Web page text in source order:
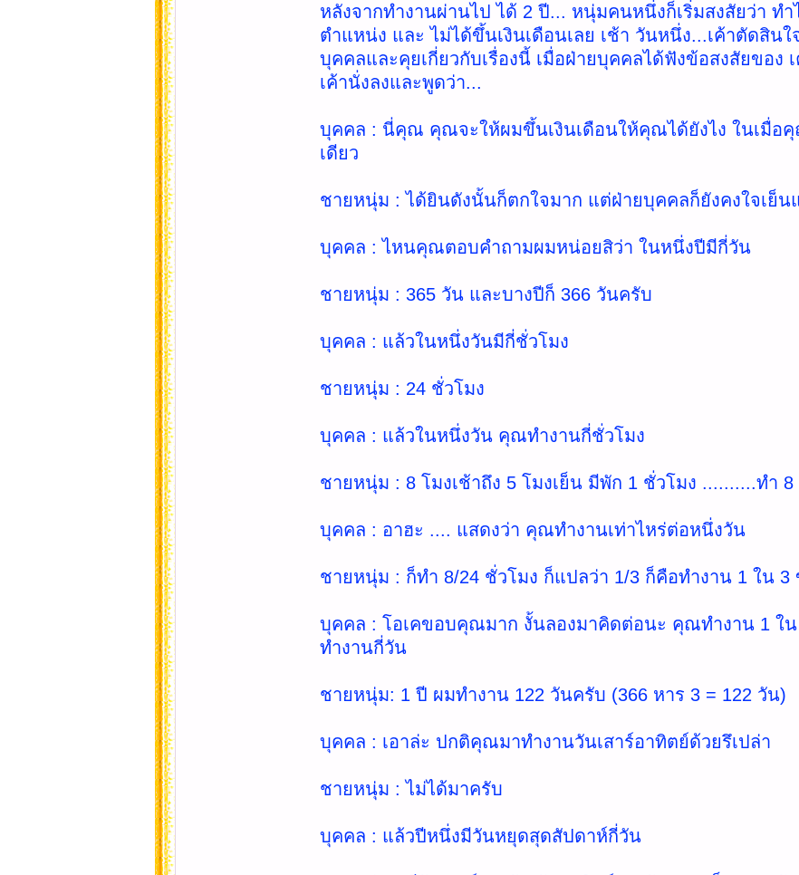
หลังจากทำงานผ่านไป ได้ 2 ปี... หนุ่มคนหนึ่งก็เริ่มสงสัยว่า ทำ
ตำแหน่ง และ ไม่ได้ขึ้นเงินเดือนเลย เช้า วันหนึ่ง...เค้าตัดสิน
บุคคลและคุยเกี่ยวกับเรื่องนี้ เมื่อฝ่ายบุคคลได้ฟังข้อสงสัยของ
เค้านั่งลงและพูดว่า...
บุคคล : นี่คุณ คุณจะให้ผมขึ้นเงินเดือนให้คุณได้ยังไง ในเมื่อ
เดียว
ชายหนุ่ม : ได้ยินดังนั้นก็ตกใจมาก แต่ฝ่ายบุคคลก็ยังคงใจเย็น
บุคคล : ไหนคุณตอบคำถามผมหน่อยสิว่า ในหนึ่งปีมีกี่วัน
ชายหนุ่ม : 365 วัน และบางปีก็ 366 วันครับ
บุคคล : แล้วในหนึ่งวันมีกี่ชั่วโมง
ชายหนุ่ม : 24 ชั่วโมง
บุคคล : แล้วในหนึ่งวัน คุณทำงานกี่ชั่วโมง
ชายหนุ่ม : 8 โมงเช้าถึง 5 โมงเย็น มีพัก 1 ชั่วโมง ..........ทำ
บุคคล : อาฮะ .... แสดงว่า คุณทำงานเท่าไหร่ต่อหนึ่งวัน
ชายหนุ่ม : ก็ทำ 8/24 ชั่วโมง ก็แปลว่า 1/3 ก็คือทำงาน 1 ใน 3
บุคคล : โอเคขอบคุณมาก งั้นลองมาคิดต่อนะ คุณทำงาน 1 ใ
ทำงานกี่วัน
ชายหนุ่ม: 1 ปี ผมทำงาน 122 วันครับ (366 หาร 3 = 122 วัน)
บุคคล : เอาล่ะ ปกติคุณมาทำงานวันเสาร์อาทิตย์ด้วยรึเปล่า
ชายหนุ่ม : ไม่ได้มาครับ
บุคคล : แล้วปีหนึ่งมีวันหยุดสุดสัปดาห์กี่วัน